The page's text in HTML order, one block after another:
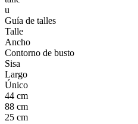
u
Guía de talles
Talle
Ancho
Contorno de busto
Sisa
Largo
Único
44 cm
88 cm
25 cm